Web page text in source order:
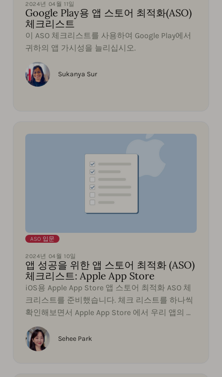
2024년 04월 11일
Google Play용 앱 스토어 최적화(ASO)
체크리스트
이 ASO 체크리스트를 사용하여 Google Play에서
귀하의 앱 가시성을 늘리십시오.
Sukanya Sur
ASO 입문
2024년 04월 10일
앱 성공을 위한 앱 스토어 최적화 (ASO)
체크리스트: Apple App Store
iOS용 Apple App Store 앱 스토어 최적화 ASO 체
크리스트를 준비했습니다. 체크 리스트를 하나씩
확인해보면서 Apple App Store 에서 우리 앱의 가
시성과 전환율을 최대화할 수 있는 방법을 알아보
세요.
Sehee Park